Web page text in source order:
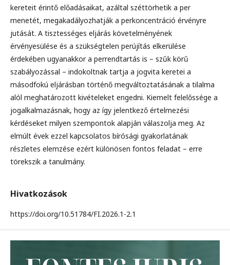
kereteit érintő előadásaikat, azáltal széttörhetik a per
menetét, megakadályozhatják a perkoncentráció érvényre
jutását. A tisztességes eljárás követelményének
érvényesülése és a szükségtelen perújítás elkerülése
érdekében ugyanakkor a perrendtartás is – szűk körű
szabályozással – indokoltnak tartja a jogvita keretei a
másodfokú eljárásban történő megváltoztatásának a tilalma
alól meghatározott kivételeket engedni. Kiemelt felelőssége a
jogalkalmazásnak, hogy az így jelentkező értelmezési
kérdéseket milyen szempontok alapján válaszolja meg. Az
elmúlt évek ezzel kapcsolatos bírósági gyakorlatának
részletes elemzése ezért különösen fontos feladat – erre
törekszik a tanulmány.
Hivatkozások
https://doi.org/10.51784/FI.2026.1-2.1